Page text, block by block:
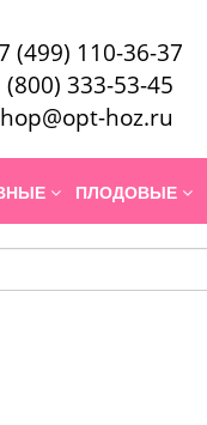
(499) 110-36-37
(800) 333-53-45
hoz.ru
ПЛОДОВЫЕ